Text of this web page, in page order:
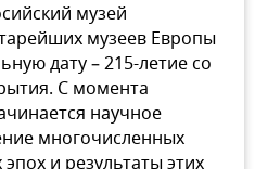
музей
музеев Европы
дату – 215-летие со
С момента
научное
многочисленных